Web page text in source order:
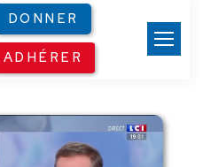
DONNER
ADHÉRER